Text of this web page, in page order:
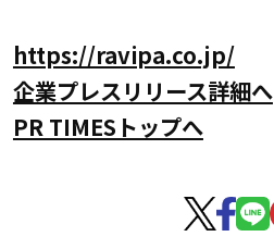
https://ravipa.co.jp/
企業プレスリリース詳細へ
PR TIMESトップへ